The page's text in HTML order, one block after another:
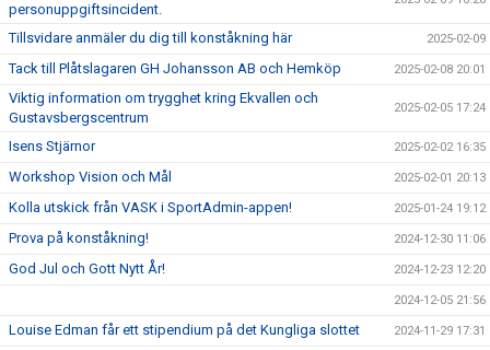
personuppgiftsincident.
Tillsvidare anmäler du dig till konståkning här 2025-02-09
Tack till Plåtslagaren GH Johansson AB och Hemköp 2025-02-08 20:01
Viktig information om trygghet kring Ekvallen och
Gustavsbergscentrum
2025-02-05 17:24
Isens Stjärnor 2025-02-02 16:35
Workshop Vision och Mål 2025-02-01 20:13
Kolla utskick från VASK i SportAdmin-appen! 2025-01-24 19:12
Prova på konståkning! 2024-12-30 11:06
God Jul och Gott Nytt År! 2024-12-23 12:20
2024-12-05 21:56
Louise Edman får ett stipendium på det Kungliga slottet 2024-11-29 17:31